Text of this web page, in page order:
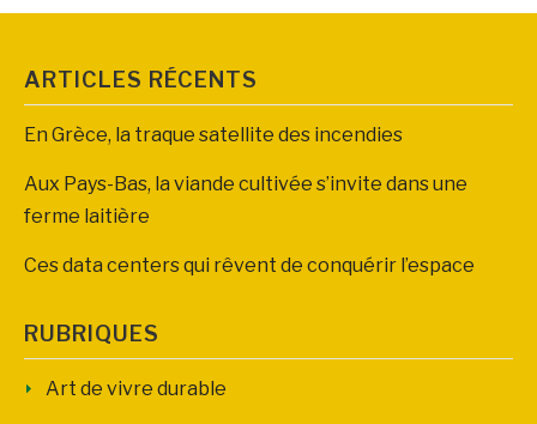
ARTICLES RÉCENTS
En Grèce, la traque satellite des incendies
Aux Pays-Bas, la viande cultivée s’invite dans une
ferme laitière
Ces data centers qui rêvent de conquérir l’espace
RUBRIQUES
Art de vivre durable